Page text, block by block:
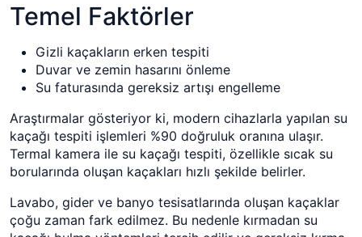
Temel Faktörler
Gizli kaçakların erken tespiti
Duvar ve zemin hasarını önleme
Su faturasında gereksiz artışı engelleme
Araştırmalar gösteriyor ki, modern cihazlarla yapılan su
kaçağı tespiti işlemleri %90 doğruluk oranına ulaşır.
Termal kamera ile su kaçağı tespiti, özellikle sıcak su
borularında oluşan kaçakları hızlı şekilde belirler.
Lavabo, gider ve banyo tesisatlarında oluşan kaçaklar
çoğu zaman fark edilmez. Bu nedenle kırmadan su